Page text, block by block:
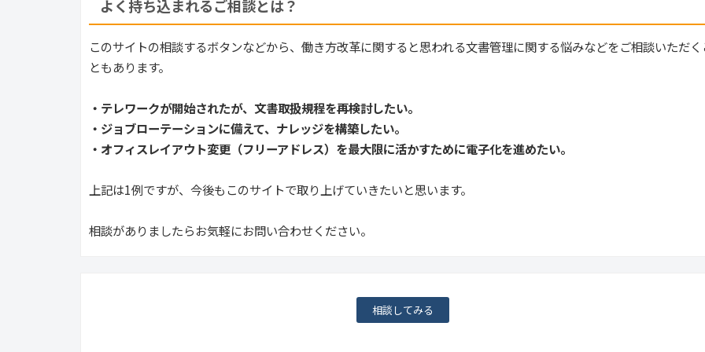
よく持ち込まれるご相談とは？
このサイトの相談するボタンなどから、働き方改革に関すると思われる文書管理に関する悩みなどをご相談いただく
ともあります。
・テレワークが開始されたが、文書取扱規程を再検討したい。
・ジョブローテーションに備えて、ナレッジを構築したい。
・オフィスレイアウト変更（フリーアドレス）を最大限に活かすために電子化を進めたい。
上記は1例ですが、今後もこのサイトで取り上げていきたいと思います。
相談がありましたらお気軽にお問い合わせください。
相談してみる